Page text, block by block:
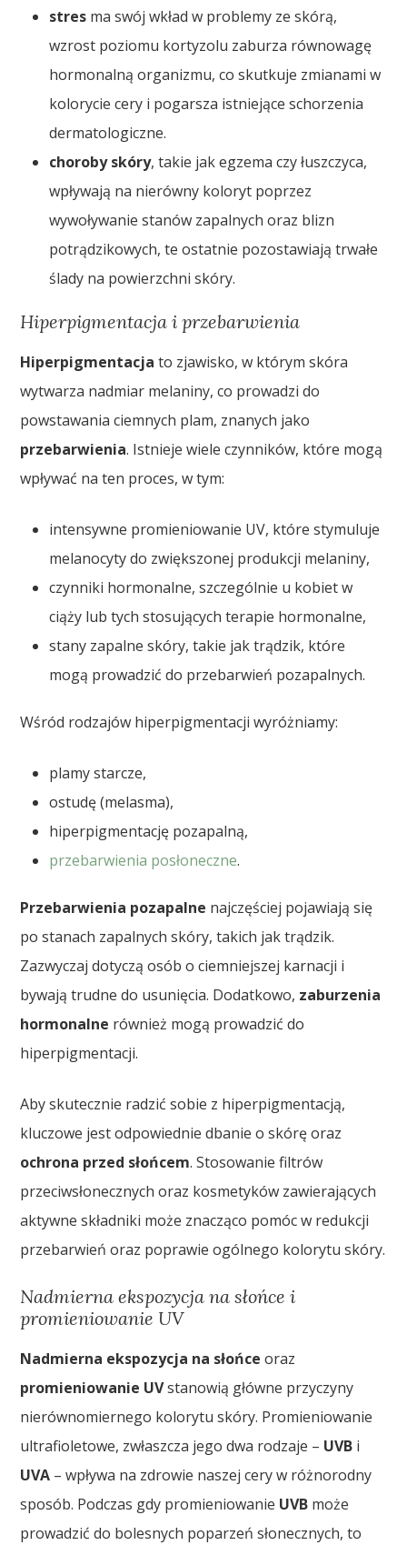
stres ma swój wkład w problemy ze skórą,
wzrost poziomu kortyzolu zaburza równowagę
hormonalną organizmu, co skutkuje zmianami w
kolorycie cery i pogarsza istniejące schorzenia
dermatologiczne.
choroby skóry, takie jak egzema czy łuszczyca,
wpływają na nierówny koloryt poprzez
wywoływanie stanów zapalnych oraz blizn
potrądzikowych, te ostatnie pozostawiają trwałe
ślady na powierzchni skóry.
Hiperpigmentacja i przebarwienia
Hiperpigmentacja to zjawisko, w którym skóra
wytwarza nadmiar melaniny, co prowadzi do
powstawania ciemnych plam, znanych jako
przebarwienia. Istnieje wiele czynników, które mogą
wpływać na ten proces, w tym:
intensywne promieniowanie UV, które stymuluje
melanocyty do zwiększonej produkcji melaniny,
czynniki hormonalne, szczególnie u kobiet w
ciąży lub tych stosujących terapie hormonalne,
stany zapalne skóry, takie jak trądzik, które
mogą prowadzić do przebarwień pozapalnych.
Wśród rodzajów hiperpigmentacji wyróżniamy:
plamy starcze,
ostudę (melasma),
hiperpigmentację pozapalną,
przebarwienia posłoneczne.
Przebarwienia pozapalne najczęściej pojawiają się
po stanach zapalnych skóry, takich jak trądzik.
Zazwyczaj dotyczą osób o ciemniejszej karnacji i
bywają trudne do usunięcia. Dodatkowo, zaburzenia
hormonalne również mogą prowadzić do
hiperpigmentacji.
Aby skutecznie radzić sobie z hiperpigmentacją,
kluczowe jest odpowiednie dbanie o skórę oraz
ochrona przed słońcem. Stosowanie filtrów
przeciwsłonecznych oraz kosmetyków zawierających
aktywne składniki może znacząco pomóc w redukcji
przebarwień oraz poprawie ogólnego kolorytu skóry.
Nadmierna ekspozycja na słońce i
promieniowanie UV
Nadmierna ekspozycja na słońce oraz
promieniowanie UVstanowią główne przyczyny
nierównomiernego kolorytu skóry. Promieniowanie
ultrafioletowe, zwłaszcza jego dwa rodzaje – UVB i
UVA – wpływa na zdrowie naszej cery w różnorodny
sposób. Podczas gdy promieniowanie UVB może
prowadzić do bolesnych poparzeń słonecznych, to